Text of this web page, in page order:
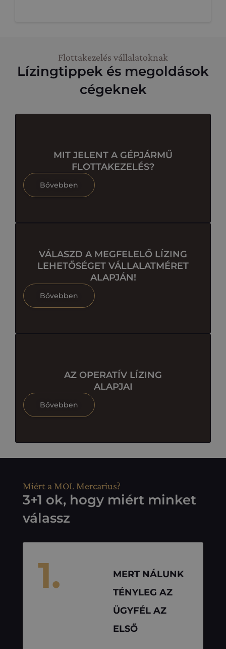
Flottakezelés vállalatoknak
Lízingtippek és megoldások
cégeknek
MIT JELENT A GÉPJÁRMŰ
FLOTTAKEZELÉS?
Bővebben
VÁLASZD A MEGFELELŐ LÍZING
LEHETŐSÉGET VÁLLALATMÉRET
ALAPJÁN!
Bővebben
AZ OPERATÍV LÍZING
ALAPJAI
Bővebben
Miért a MOL Mercarius?
3+1 ok, hogy miért minket
válassz
1.
MERT NÁLUNK
TÉNYLEG AZ
ÜGYFÉL AZ
ELSŐ